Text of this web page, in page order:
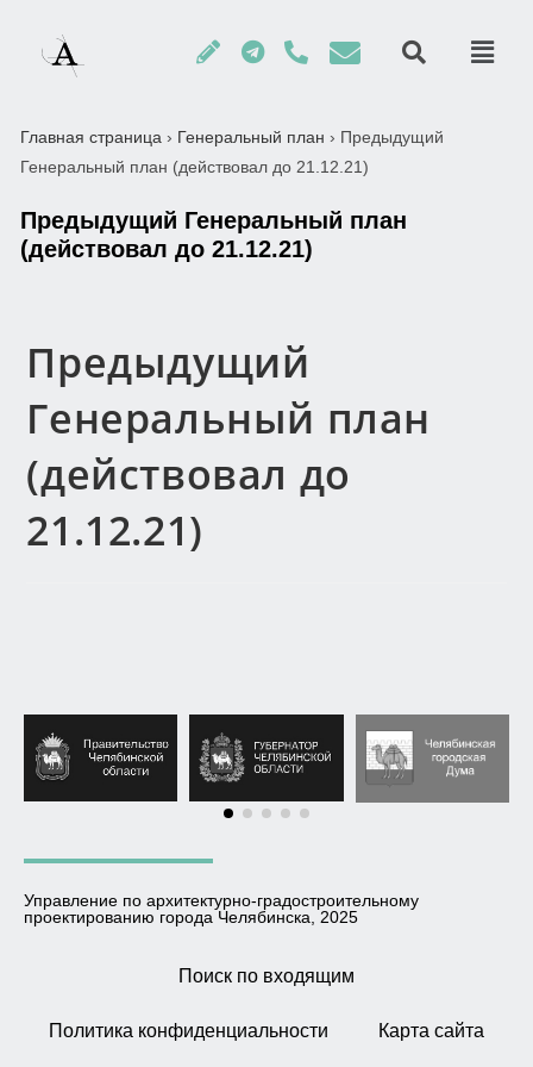
Главная страница › Генеральный план › Предыдущий
Генеральный план (действовал до 21.12.21)
Предыдущий Генеральный план
(действовал до 21.12.21)
Предыдущий
Генеральный план
(действовал до
21.12.21)
Управление по архитектурно-градостроительному
проектированию города Челябинска, 2025
Поиск по входящим
Политика конфиденциальности Карта сайта